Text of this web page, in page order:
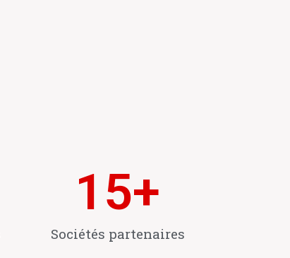
15+
Sociétés partenaires